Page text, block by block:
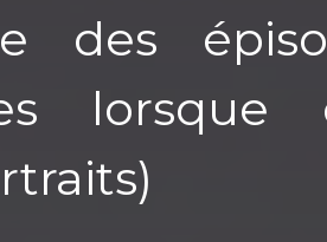
des